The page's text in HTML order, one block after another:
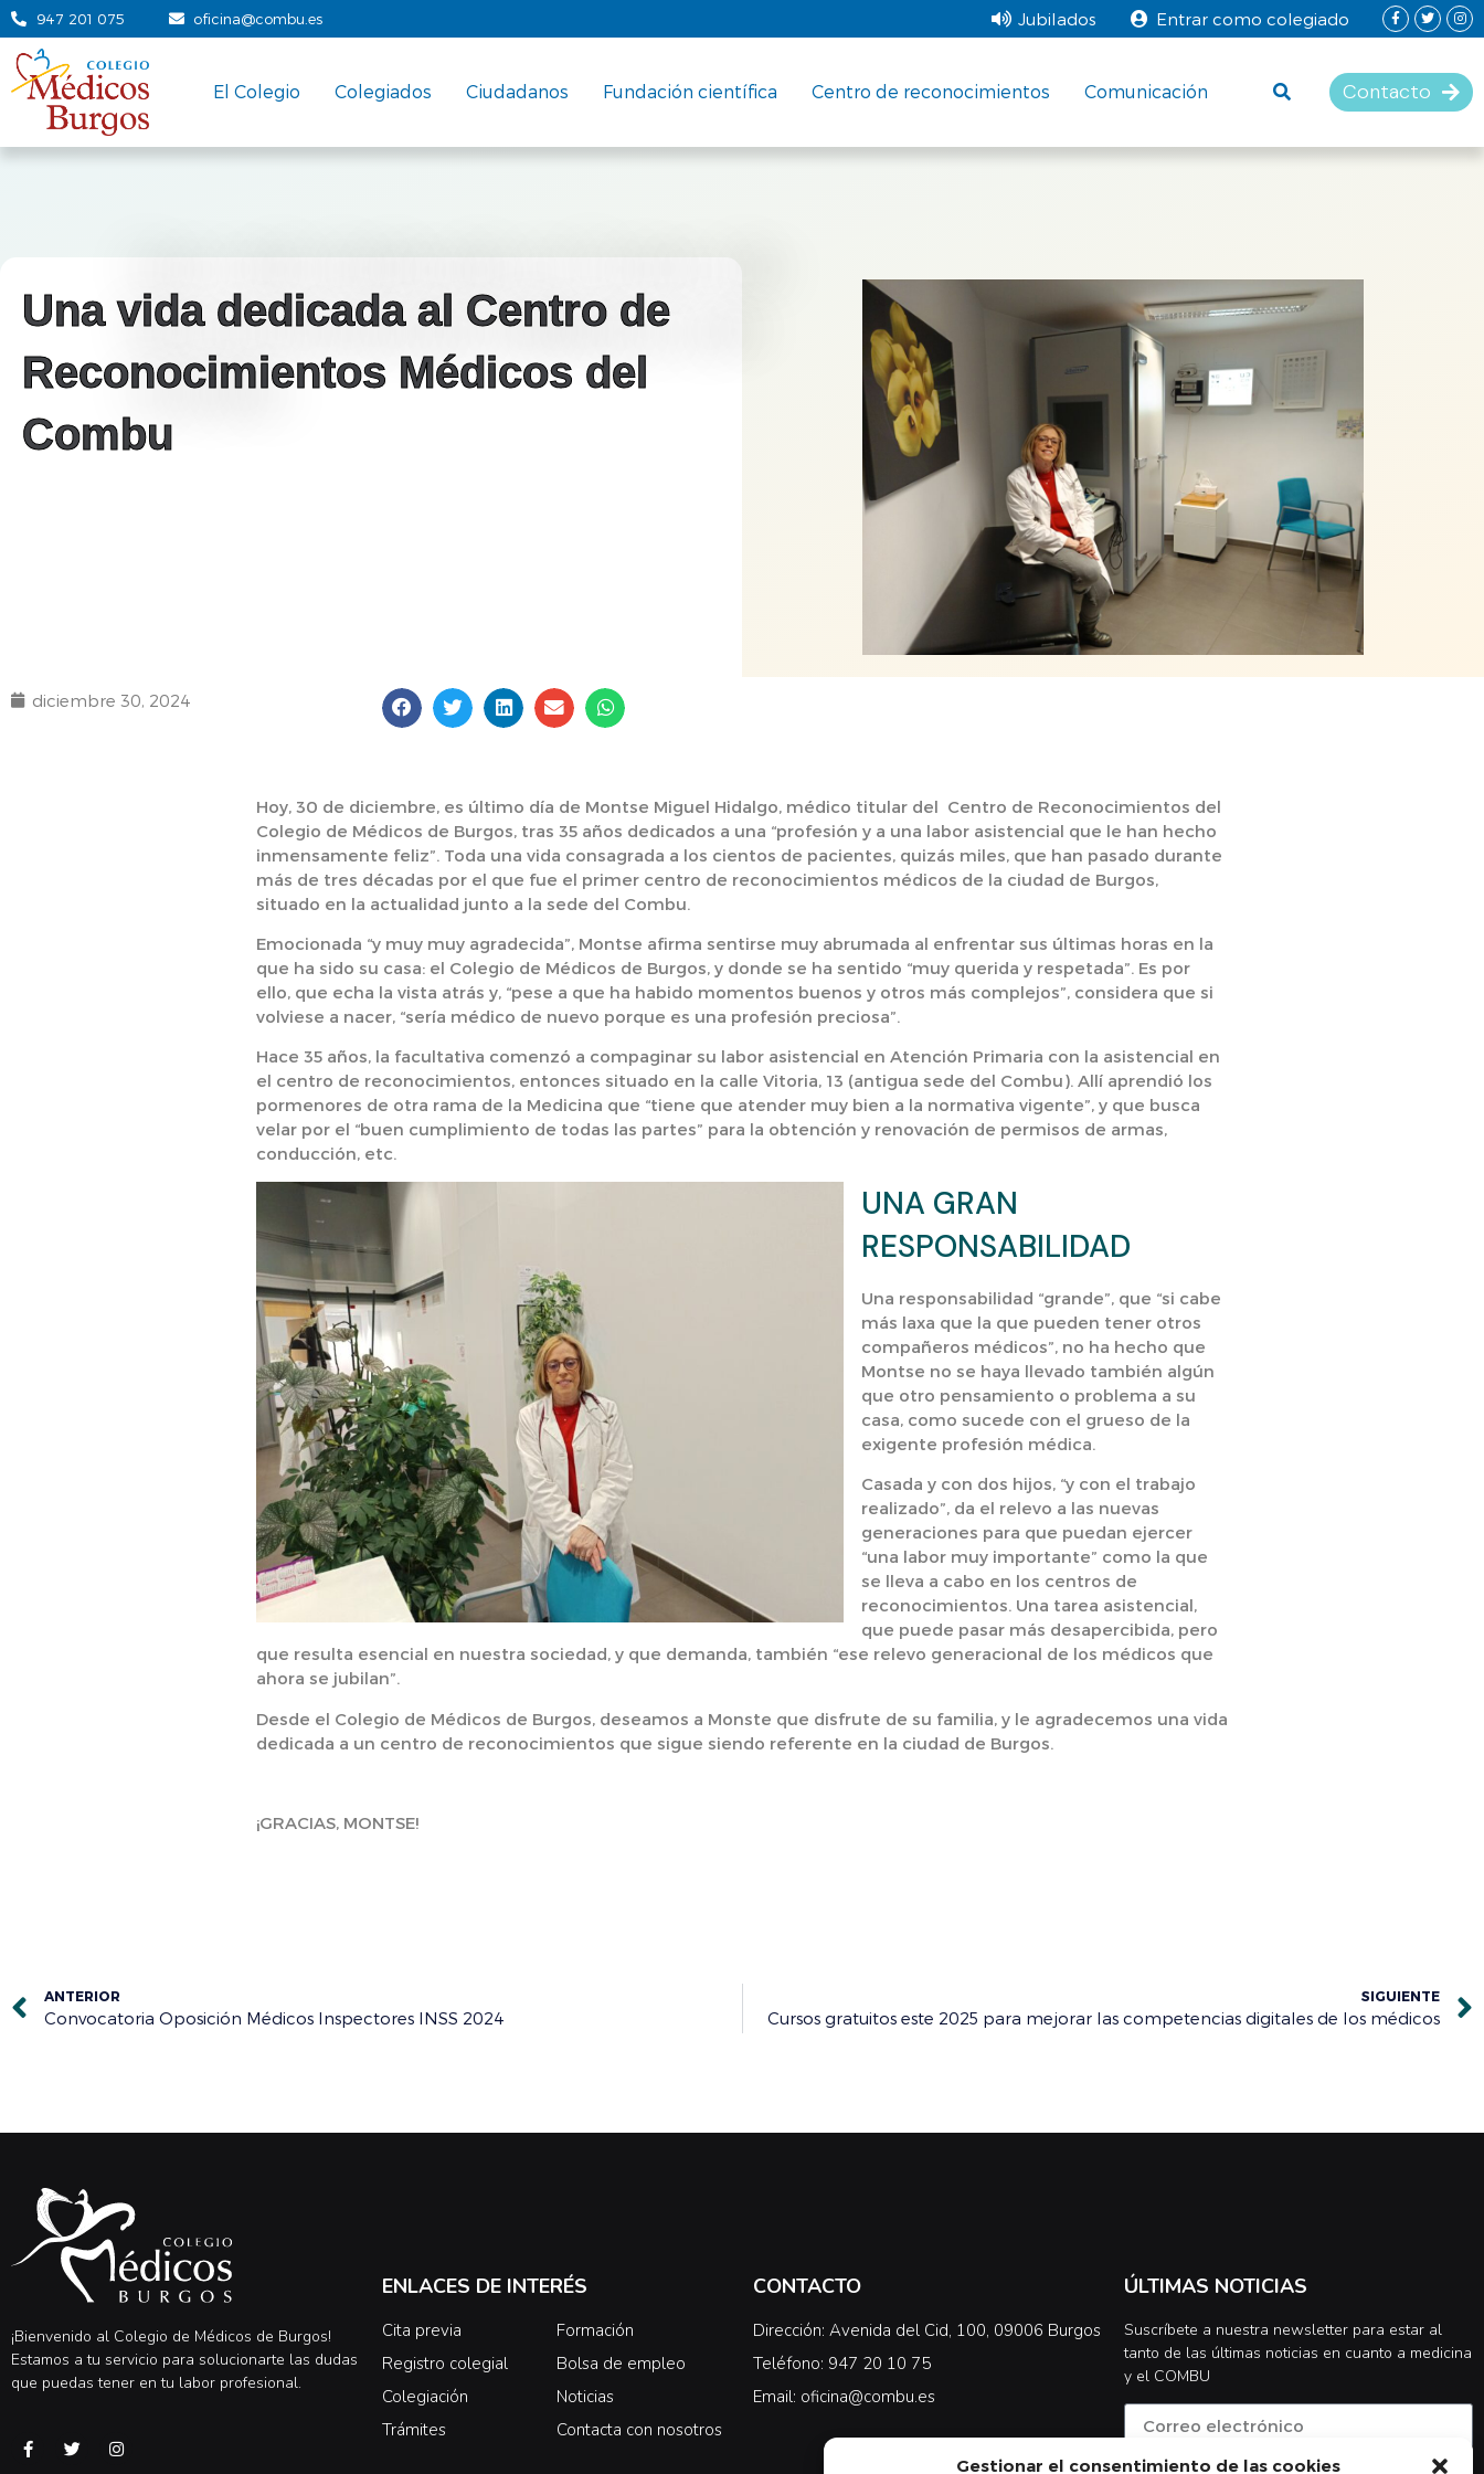
Gestionar el consentimiento de las cookies
947 201 075 oficina@combu.es Jubilados Entrar como colegiado
El Colegio Colegiados Ciudadanos Fundación científica Centro de reconocimientos Comunicación Contacto
Una vida dedicada al Centro de
Reconocimientos Médicos del
Combu
diciembre 30, 2024
Hoy, 30 de diciembre, es último día de Montse Miguel Hidalgo, médico titular del Centro de Reconocimientos del
Colegio de Médicos de Burgos, tras 35 años dedicados a una “profesión y a una labor asistencial que le han hecho
inmensamente feliz”. Toda una vida consagrada a los cientos de pacientes, quizás miles, que han pasado durante
más de tres décadas por el que fue el primer centro de reconocimientos médicos de la ciudad de Burgos,
situado en la actualidad junto a la sede del Combu.
Emocionada “y muy muy agradecida”, Montse afirma sentirse muy abrumada al enfrentar sus últimas horas en la
que ha sido su casa: el Colegio de Médicos de Burgos, y donde se ha sentido “muy querida y respetada”. Es por
ello, que echa la vista atrás y, “pese a que ha habido momentos buenos y otros más complejos”, considera que si
volviese a nacer, “sería médico de nuevo porque es una profesión preciosa”.
Hace 35 años, la facultativa comenzó a compaginar su labor asistencial en Atención Primaria con la asistencial en
el centro de reconocimientos, entonces situado en la calle Vitoria, 13 (antigua sede del Combu). Allí aprendió los
pormenores de otra rama de la Medicina que “tiene que atender muy bien a la normativa vigente”, y que busca
velar por el “buen cumplimiento de todas las partes” para la obtención y renovación de permisos de armas,
conducción, etc.
UNA GRAN
RESPONSABILIDAD
Una responsabilidad “grande”, que “si cabe
más laxa que la que pueden tener otros
compañeros médicos”, no ha hecho que
Montse no se haya llevado también algún
que otro pensamiento o problema a su
casa, como sucede con el grueso de la
exigente profesión médica.
Casada y con dos hijos, “y con el trabajo
realizado”, da el relevo a las nuevas
generaciones para que puedan ejercer
“una labor muy importante” como la que
se lleva a cabo en los centros de
reconocimientos. Una tarea asistencial,
que puede pasar más desapercibida, pero
que resulta esencial en nuestra sociedad, y que demanda, también “ese relevo generacional de los médicos que
ahora se jubilan”.
Desde el Colegio de Médicos de Burgos, deseamos a Monste que disfrute de su familia, y le agradecemos una vida
dedicada a un centro de reconocimientos que sigue siendo referente en la ciudad de Burgos.
¡GRACIAS, MONTSE!
ANTERIOR
Convocatoria Oposición Médicos Inspectores INSS 2024
SIGUIENTE
Cursos gratuitos este 2025 para mejorar las competencias digitales de los médicos
¡Bienvenido al Colegio de Médicos de Burgos!
Estamos a tu servicio para solucionarte las dudas
que puedas tener en tu labor profesional.
ENLACES DE INTERÉS
Cita previa
Registro colegial
Colegiación
Trámites
Formación
Bolsa de empleo
Noticias
Contacta con nosotros
CONTACTO
Dirección: Avenida del Cid, 100, 09006 Burgos
Teléfono: 947 20 10 75
Email: oficina@combu.es
ÚLTIMAS NOTICIAS
Suscríbete a nuestra newsletter para estar al
tanto de las últimas noticias en cuanto a medicina
y el COMBU